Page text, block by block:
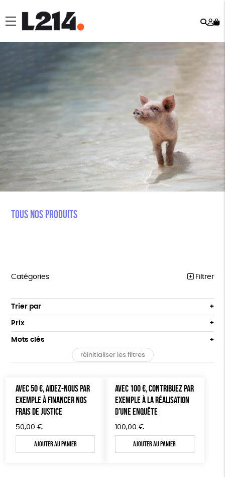
menu
Tous nos produits
Catégories Filtrer
MARCHE POUR LA FERMETURE DES ABATTOIRS
OUTILS MILITANTS
TRACTS
CARTES
BROCHURES
OUTILS ÉDUCATIFS
MON JOURNAL ANIMAL
Trier par
Par défaut
Popularité
Prix : du - cher au + cher
Prix
Tous
50 € - 100 €
150 € - 200 €
Plus de 200€
Mots clés
OEKO-Tex, PETA approuved vegan
réinitialiser les filtres
AVEC 50 €, AIDEZ-NOUS PAR
EXEMPLE À FINANCER NOS
FRAIS DE JUSTICE
50,00 €
Ajouter au panier
AVEC 100 €, CONTRIBUEZ PAR
EXEMPLE À LA RÉALISATION
D’UNE ENQUÊTE
100,00 €
Ajouter au panier